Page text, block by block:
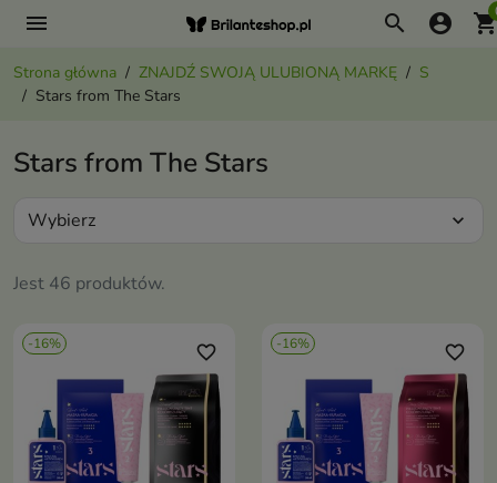
menu search account_circle
Strona główna ZNAJDŹ SWOJĄ ULUBIONĄ MARKĘ
S
Stars from The Stars
Stars from The Stars
Jest 46 produktów.
Wybierz expand_more
-16% favorite_border -16% favorite_border